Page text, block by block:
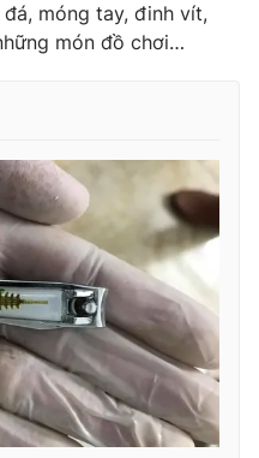
video
động sản
lòng Việt
mình bằng AI
móng tay, đinh vít,
món đồ chơi…